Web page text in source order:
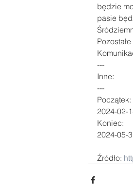
będzie
pasie
---
Inne:
---
Początek:
2024-02-
Koniec:
2024-05-
Źródło: